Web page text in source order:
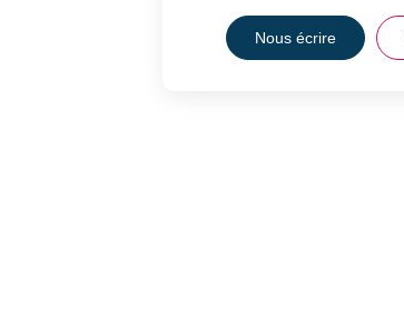
Nous écrire